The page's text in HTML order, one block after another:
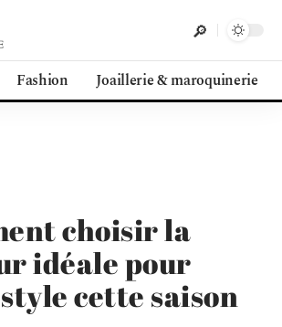
Fashion Joaillerie & maroquinerie
choisir la
idéale pour
cette saison